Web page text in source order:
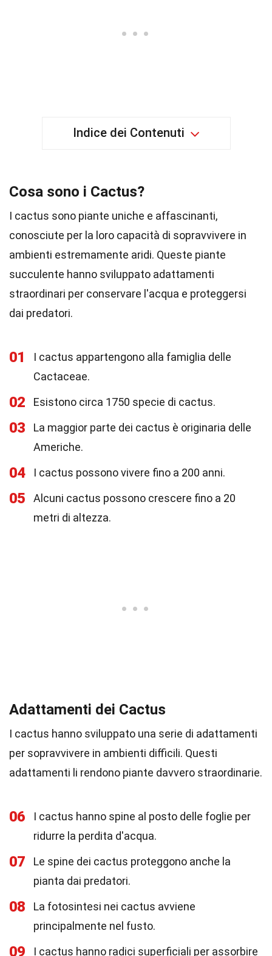
Indice dei Contenuti
Cosa sono i Cactus?
I cactus sono piante uniche e affascinanti,
conosciute per la loro capacità di sopravvivere in
ambienti estremamente aridi. Queste piante
succulente hanno sviluppato adattamenti
straordinari per conservare l'acqua e proteggersi
dai predatori.
01
I cactus appartengono alla famiglia delle
Cactaceae.
02 Esistono circa 1750 specie di cactus.
03
La maggior parte dei cactus è originaria delle
Americhe.
04 I cactus possono vivere fino a 200 anni.
05
Alcuni cactus possono crescere fino a 20
metri di altezza.
Adattamenti dei Cactus
I cactus hanno sviluppato una serie di adattamenti
per sopravvivere in ambienti difficili. Questi
adattamenti li rendono piante davvero straordinarie.
06
I cactus hanno spine al posto delle foglie per
ridurre la perdita d'acqua.
07
Le spine dei cactus proteggono anche la
pianta dai predatori.
08
La fotosintesi nei cactus avviene
principalmente nel fusto.
09 I cactus hanno radici superficiali per assorbire